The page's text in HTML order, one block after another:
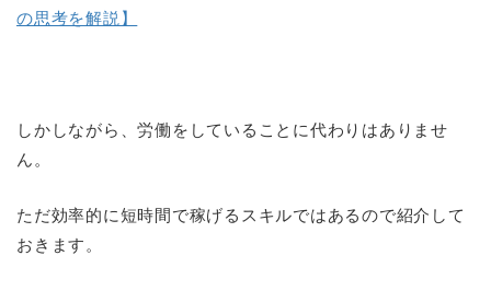
の思考を解説】
しかしながら、労働をしていることに代わりはありませ
ん。
ただ効率的に短時間で稼げるスキルではあるので紹介して
おきます。